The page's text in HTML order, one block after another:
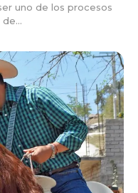
uno de los procesos